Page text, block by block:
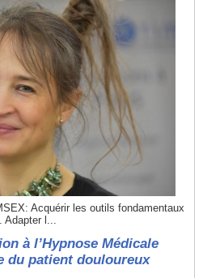
Acquérir les outils fondamentaux
l...
à l’Hypnose Médicale
du patient douloureux